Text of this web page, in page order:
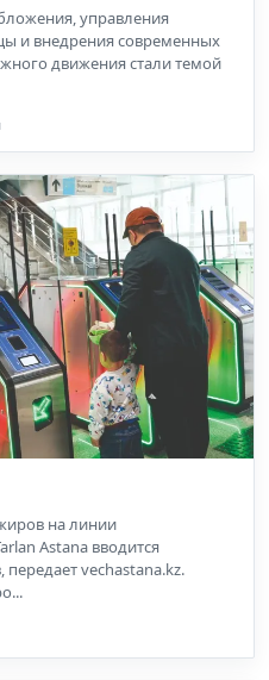
управления
и внедрения современных
движения стали темой
на линии
Astana вводится
vechastana.kz.